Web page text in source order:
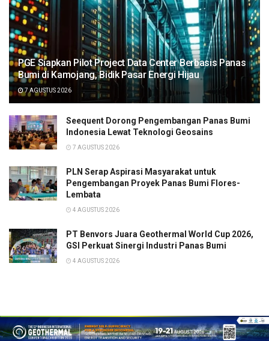
PGE Siapkan Pilot Project Data Center Berbasis Panas
Bumi di Kamojang, Bidik Pasar Energi Hijau
7 AGUSTUS 2026
Seequent Dorong Pengembangan Panas Bumi
Indonesia Lewat Teknologi Geosains
7 AGUSTUS 2026
PLN Serap Aspirasi Masyarakat untuk
Pengembangan Proyek Panas Bumi Flores-
Lembata
4 AGUSTUS 2026
PT Benvors Juara Geothermal World Cup 2026,
GSI Perkuat Sinergi Industri Panas Bumi
4 AGUSTUS 2026